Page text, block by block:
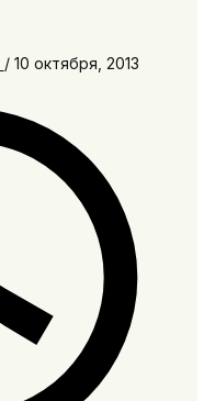
/ 10 октября, 2013